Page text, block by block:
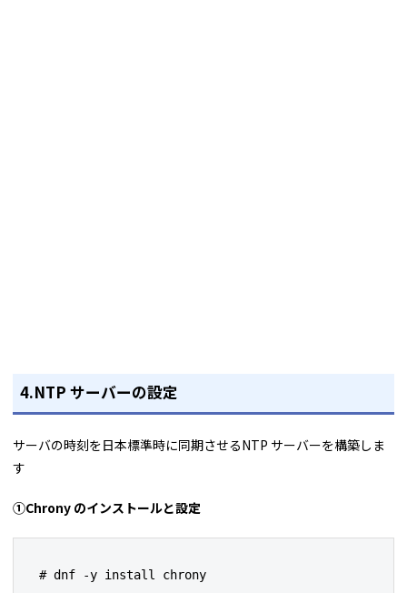
4.NTP サーバーの設定
サーバの時刻を日本標準時に同期させるNTP サーバーを構築しま
す
①Chrony のインストールと設定
# dnf -y install chrony